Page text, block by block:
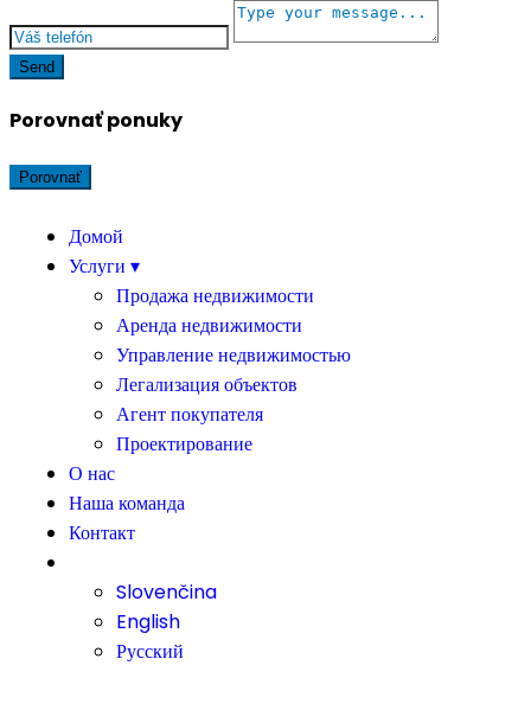
Send
Porovnať ponuky
Porovnať
Домой
Услуги ▾
Продажа недвижимости
Аренда недвижимости
Управление недвижимостью
Легализация объектов
Агент покупателя
Проектирование
О нас
Наша команда
Контакт
Slovenčina
English
Русский